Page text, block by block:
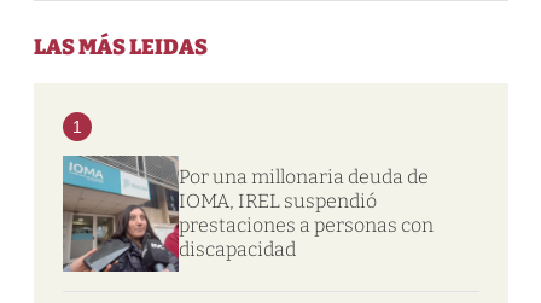
LAS MÁS LEIDAS
1
Por una millonaria deuda de
IOMA, IREL suspendió
prestaciones a personas con
discapacidad